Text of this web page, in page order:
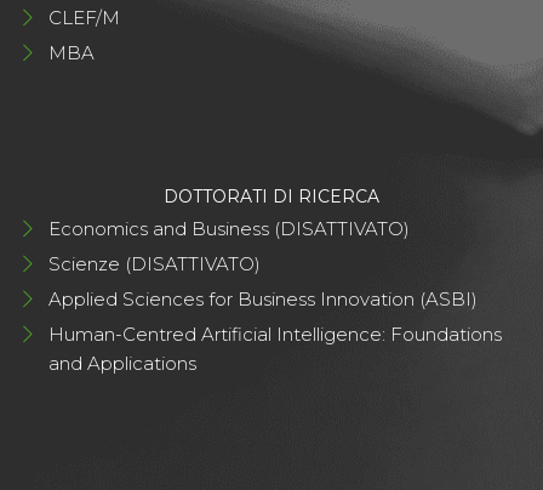
CLEF/M
MBA
DOTTORATI DI RICERCA
Economics and Business (DISATTIVATO)
Scienze (DISATTIVATO)
Applied Sciences for Business Innovation (ASBI)
Human-Centred Artificial Intelligence: Foundations
and Applications